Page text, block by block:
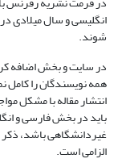
شوند.
در سایت و بخش اضافه
همه نویسندگان را کامل
انتشار مقاله با مشکل
باید در بخش فارسی و
غیردانشگاهی باشد،
الزامی است.